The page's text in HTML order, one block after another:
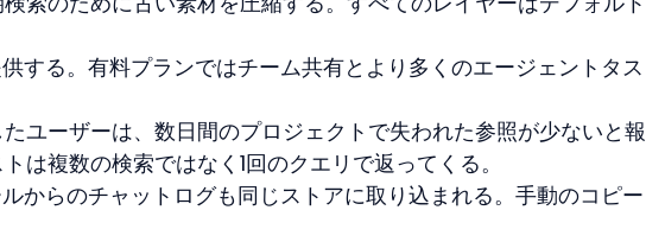
する。有料プランではチーム共有とより多くのエージェントタス
ユーザーは、数日間のプロジェクトで失われた参照が少ないと報
は複数の検索ではなく1回のクエリで返ってくる。
からのチャットログも同じストアに取り込まれる。手動のコピー